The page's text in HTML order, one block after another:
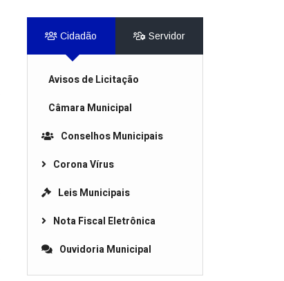
Cidadão Servidor
Avisos de Licitação
Câmara Municipal
Conselhos Municipais
Corona Vírus
Leis Municipais
Nota Fiscal Eletrônica
Ouvidoria Municipal